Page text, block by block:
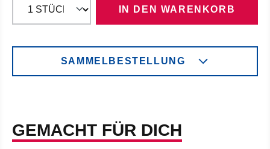
IN DEN WARENKORB
SAMMELBESTELLUNG
GEMACHT FÜR DICH